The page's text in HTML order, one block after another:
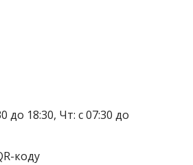
до 18:30, Чт: с 07:30 до
коду